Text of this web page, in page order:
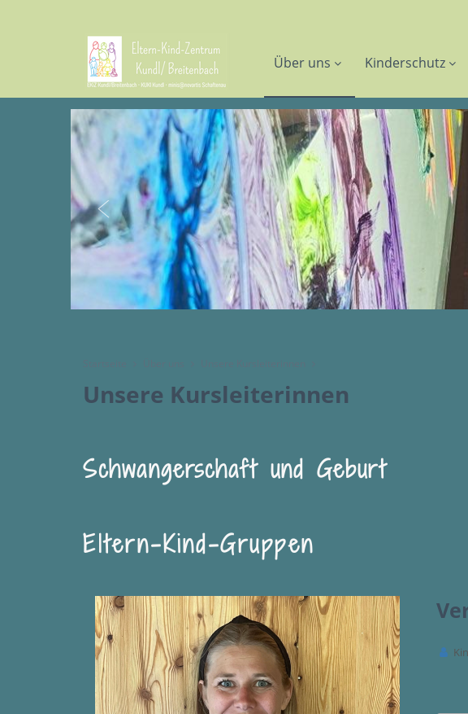
Über uns Kinderschutz
Unsere Kursleiterinnen
Schwangerschaft und Geburt
Eltern-Kind-Gruppen